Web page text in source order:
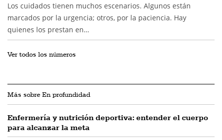
Los cuidados tienen muchos escenarios. Algunos están
marcados por la urgencia; otros, por la paciencia. Hay
quienes los prestan en…
Ver todos los números
Más sobre En profundidad
Enfermería y nutrición deportiva: entender el cuerpo
para alcanzar la meta